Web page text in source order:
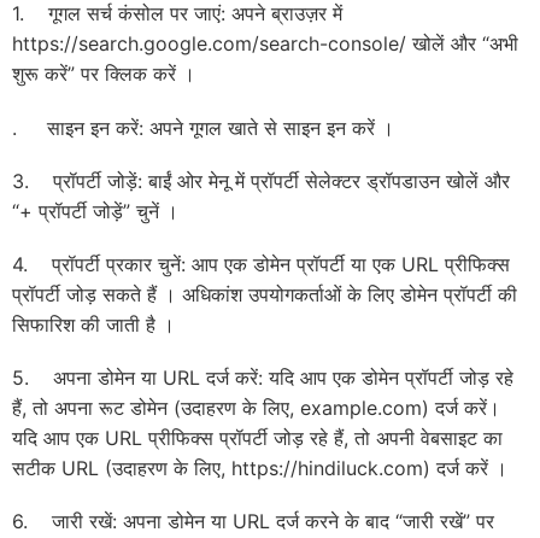
1. गूगल सर्च कंसोल पर जाएं: अपने ब्राउज़र में
https://search.google.com/search-console/ खोलें और “अभी
शुरू करें” पर क्लिक करें ।
. साइन इन करें: अपने गूगल खाते से साइन इन करें ।
3. प्रॉपर्टी जोड़ें: बाईं ओर मेनू में प्रॉपर्टी सेलेक्टर ड्रॉपडाउन खोलें और
“+ प्रॉपर्टी जोड़ें” चुनें ।
4. प्रॉपर्टी प्रकार चुनें: आप एक डोमेन प्रॉपर्टी या एक URL प्रीफिक्स
प्रॉपर्टी जोड़ सकते हैं । अधिकांश उपयोगकर्ताओं के लिए डोमेन प्रॉपर्टी की
सिफारिश की जाती है ।
5. अपना डोमेन या URL दर्ज करें: यदि आप एक डोमेन प्रॉपर्टी जोड़ रहे
हैं, तो अपना रूट डोमेन (उदाहरण के लिए, example.com) दर्ज करें।
यदि आप एक URL प्रीफिक्स प्रॉपर्टी जोड़ रहे हैं, तो अपनी वेबसाइट का
सटीक URL (उदाहरण के लिए, https://hindiluck.com) दर्ज करें ।
6. जारी रखें: अपना डोमेन या URL दर्ज करने के बाद “जारी रखें” पर